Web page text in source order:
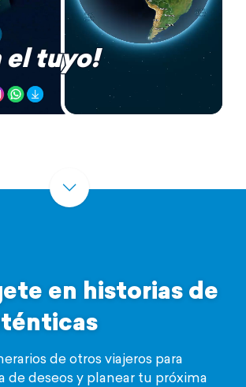
el tuyo!
en historias de
de otros viajeros para
de deseos y planear tu próxima